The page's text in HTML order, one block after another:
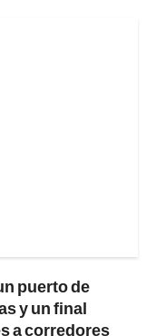
puerto de
y un final
a corredores